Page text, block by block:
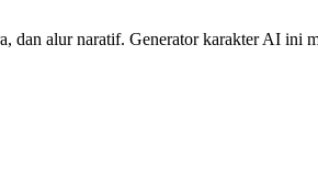
dan alur naratif. Generator karakter AI